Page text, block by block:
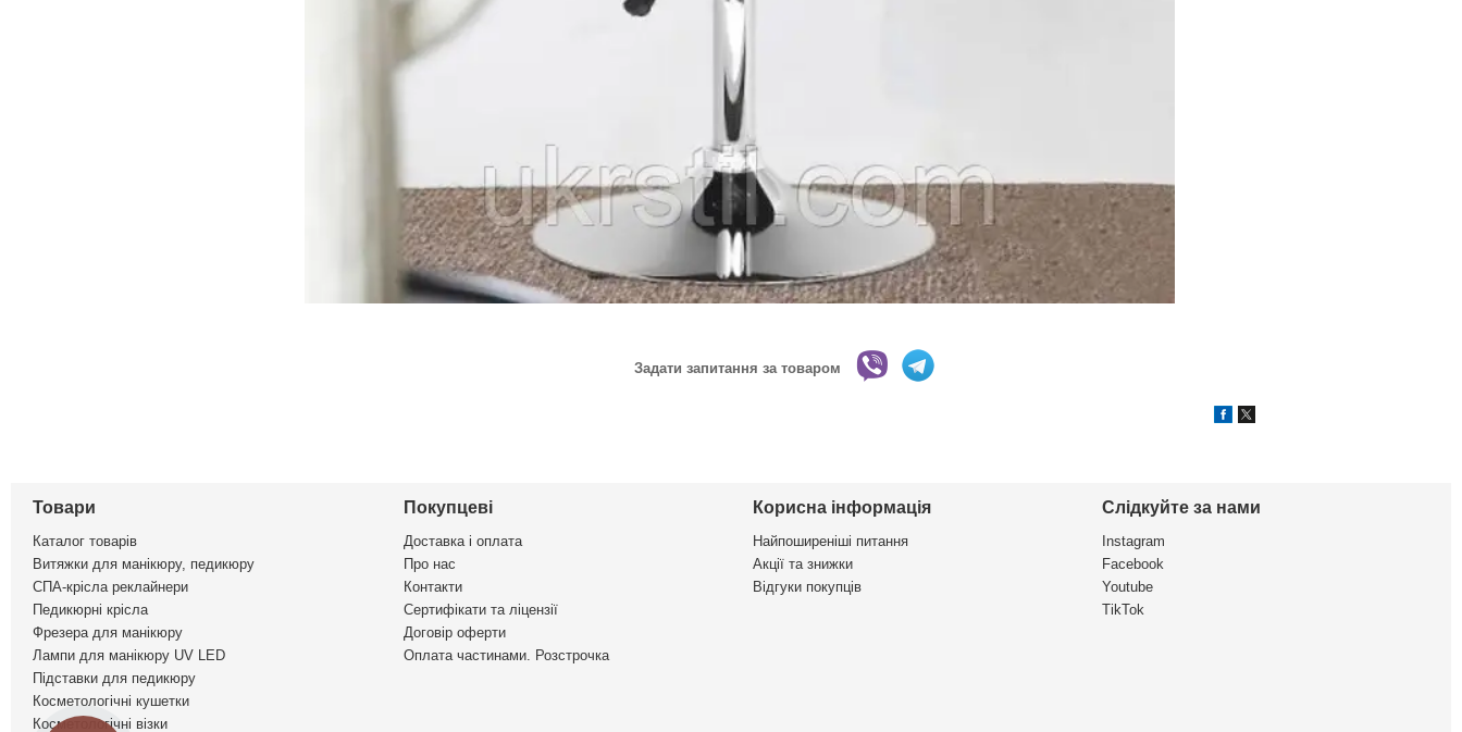
Задати запитання за товаром
Товари
Каталог товарів
Витяжки для манікюру, педикюру
СПА-крісла реклайнери
Педикюрні крісла
Фрезера для манікюру
Лампи для манікюру UV LED
Підставки для педикюру
Косметологічні кушетки
Косметологічні візки
Покупцеві
Доставка і оплата
Про нас
Контакти
Сертифікати та ліцензії
Договір оферти
Оплата частинами. Розстрочка
Корисна інформація
Найпоширеніші питання
Акції та знижки
Відгуки покупців
Слідкуйте за нами
Instagram
Facebook
Youtube
TikTok